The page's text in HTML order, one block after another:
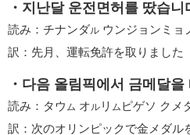
・지난달 운전면허를 땄습니
読み：チナンダル ウンジョンミョ
訳：先月、運転免許を取りました
・다음 올림픽에서 금메달
読み：タウ ム オ ル リ ム ピゲソ クメ
訳：次のオリンピックで金メダル